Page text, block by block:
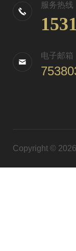
服务热线
电子邮箱
Copyright ©